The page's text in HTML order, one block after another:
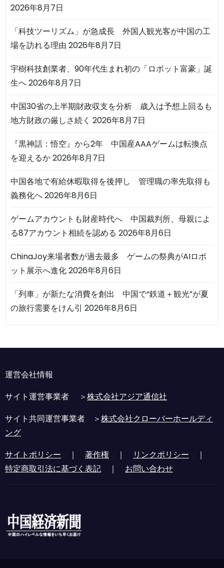
2026年8月7日
「科技ツーリズム」が急成長 外国人観光客が中国の工
場を訪れる理由 2026年8月7日
宇樹科技創業者、90年代生まれ初の「ロボット富豪」誕
生へ2026年8月7日
中国30省の上半期財政収支を分析 歳入は予想上回るも
地方財政の厳しさ続く 2026年8月7日
『黒神話：悟空』から2年 中国産AAAゲームは転換点
を迎えるか2026年8月7日
中国各地で有給休暇取得を後押し 管理職の率先取得も
義務化へ2026年8月6日
ゲームアカウントも財産時代へ 中国裁判所、母親によ
る87アカウント相続を認める 2026年8月6日
ChinaJoy来場者数が過去最多 ゲームの祭典がAIロボ
ット展示へ進化2026年8月6日
「列車」が新たな消費を創出 中国で“鉄道＋観光”が夏
の旅行需要をけん引 2026年8月6日
運営会社情報
サイト運営事業者 ＞株式会社アジア通信社
サイト共同運営事業者 ＞株式会社クローバーホールディ
ング
サイトポリシー ｜ 著作権 ｜ リンクポリシー ｜
特定商取引法に基づく表記 ｜ お問い合わせ